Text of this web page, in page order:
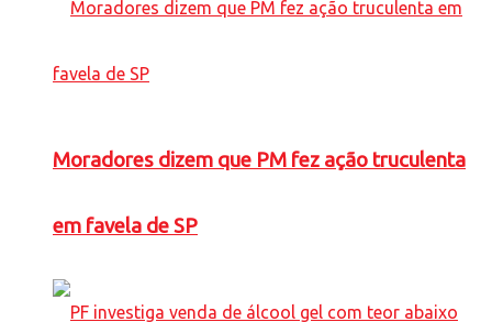
Moradores dizem que PM fez ação truculenta
em favela de SP